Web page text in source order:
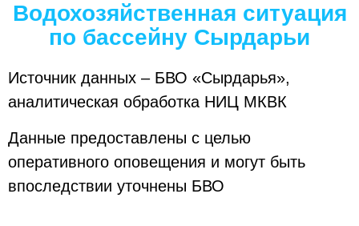
Водохозяйственная ситуация
по бассейну Сырдарьи
Источник данных – БВО «Сырдарья»,
аналитическая обработка НИЦ МКВК
Данные предоставлены с целью
оперативного оповещения и могут быть
впоследствии уточнены БВО